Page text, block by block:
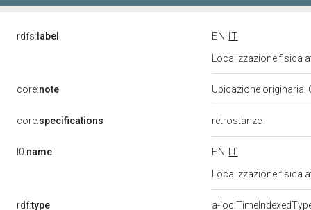
rdfs: label EN
IT
Localizzazione fisica
core:note Ubicazione originaria:
core:specifications retrostanze
l0:name EN
IT
Localizzazione fisica
rdf:type
a-